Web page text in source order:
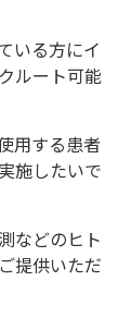
いる方にイ
ルート可能
用する患者
施したいで
などのヒト
提供いただ